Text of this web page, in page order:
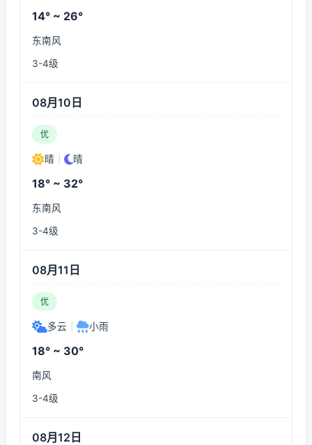
14° ~ 26°
东南风
3-4级
08月10日
优
晴 晴
18° ~ 32°
东南风
3-4级
08月11日
优
多云 小雨
18° ~ 30°
南风
3-4级
08月12日